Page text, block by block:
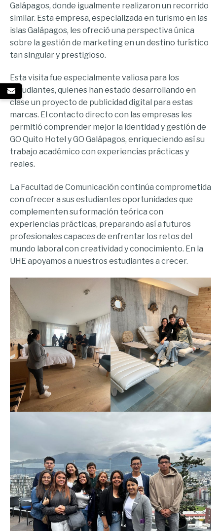
Galápagos, donde igualmente realizaron un recorrido
similar. Esta empresa, especializada en turismo en las
islas Galápagos, les ofreció una perspectiva única
sobre la gestión de marketing en un destino turístico
tan singular y prestigioso.
Esta visita fue especialmente valiosa para los
estudiantes, quienes han estado desarrollando en
clase un proyecto de publicidad digital para estas
marcas. El contacto directo con las empresas les
permitió comprender mejor la identidad y gestión de
GO Quito Hotel y GO Galápagos, enriqueciendo así su
trabajo académico con experiencias prácticas y
reales.
La Facultad de Comunicación continúa comprometida
con ofrecer a sus estudiantes oportunidades que
complementen su formación teórica con
experiencias prácticas, preparando así a futuros
profesionales capaces de enfrentar los retos del
mundo laboral con creatividad y conocimiento. En la
UHE apoyamos a nuestros estudiantes a crecer.